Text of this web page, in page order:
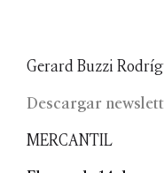
Gerard Buzzi
Descargar
MERCANTIL